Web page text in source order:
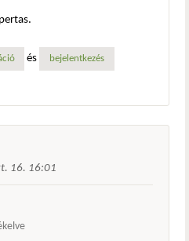
és bejelentkezés
16. 16:01